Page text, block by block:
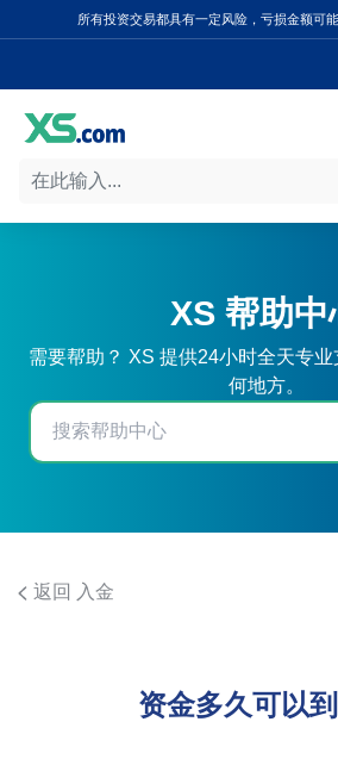
所有投资交易都具有一定风险，亏损金额可
XS 帮助中
需要帮助？ XS 提供24小时全天专
何地方。
返回 入金
资金多久可以